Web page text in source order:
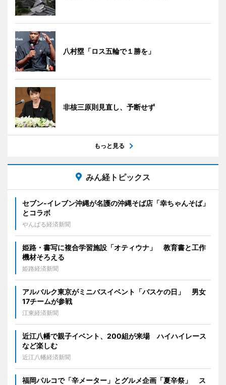
八村塁「ロス五輪で１勝を」
非核三原則見直し、予断せず
もっと見る
みん経トピックス
セブン‐イレブン沖縄が名護の沖縄そば店「幸ちゃんそば」
とコラボ
やんばる経済新聞
姫路・書写に複合学習施設「オティウナ」 教育書と工作
機材そろえる
姫路経済新聞
アルバルク東京がミニバスイベント「バスケの日」 男女
17チームが参戦
江東経済新聞
近江八幡で親子イベント、200組が来場 ハイハイレース
など楽しむ
近江八幡経済新聞
福岡パルコで「辛メーター」とグルメ企画「夏辛祭」 ス